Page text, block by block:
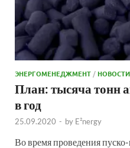
ЭНЕРГОМЕНЕДЖМЕНТ /НОВОСТИ
План: тысяча тонн
в год
25.09.2020 - by E²nergy
Во время проведения